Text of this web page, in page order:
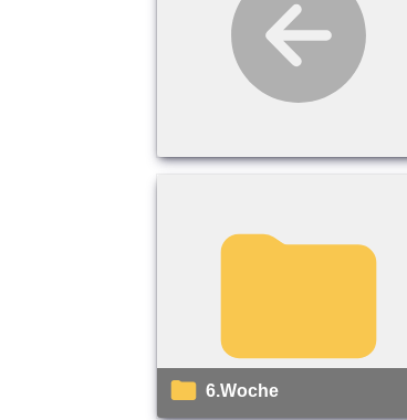
6.Woche